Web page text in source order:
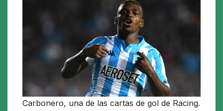
Carbonero, una de las cartas de gol de Racing.